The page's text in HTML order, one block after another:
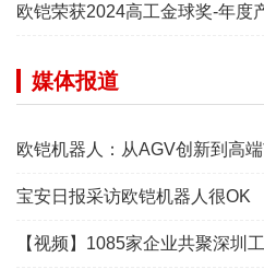
欧铠荣获2024高工金球奖-年度
媒体报道
欧铠机器人：从AGV创新到高
宝安日报采访欧铠机器人很OK
【视频】1085家企业共聚深圳工业展，为“双